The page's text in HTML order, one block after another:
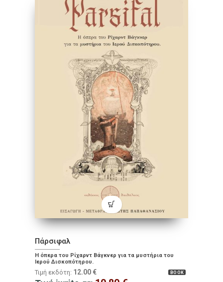
Πάρσιφαλ
Η όπερα του Ρίχαρντ Βάγκνερ για τα μυστήρια του
Ιερού Δισκοπότηρου.
BOOK
Τιμή εκδότη: 12.00 €